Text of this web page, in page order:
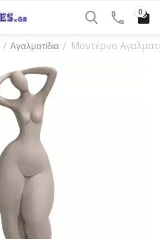
0
/ Αγαλματίδια / Μοντέρνο